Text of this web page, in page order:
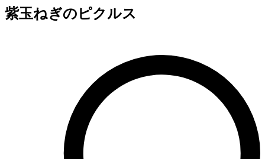
紫玉ねぎのピクルス